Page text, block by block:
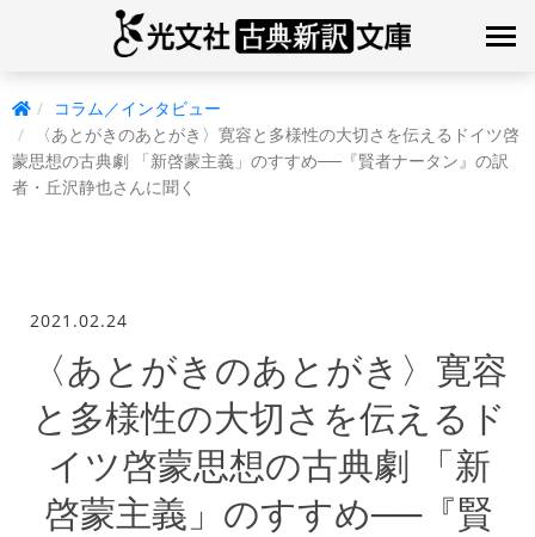
コラム／インタビュー
〈あとがきのあとがき〉寛容と多様性の大切さを伝えるドイツ啓
蒙思想の古典劇 「新啓蒙主義」のすすめ──『賢者ナータン』の訳
者・丘沢静也さんに聞く
2021.02.24
〈あとがきのあとがき〉寛容
と多様性の大切さを伝えるド
イツ啓蒙思想の古典劇 「新
啓蒙主義」のすすめ──『賢